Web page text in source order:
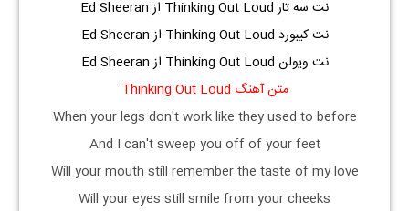
نت سه تار Thinking Out Loud از Ed Sheeran
نت کیبورد Thinking Out Loud از Ed Sheeran
نت ویولن Thinking Out Loud از Ed Sheeran
متن آهنگ Thinking Out Loud
When your legs don't work like they used to before
And I can't sweep you off of your feet
Will your mouth still remember the taste of my love
Will your eyes still smile from your cheeks